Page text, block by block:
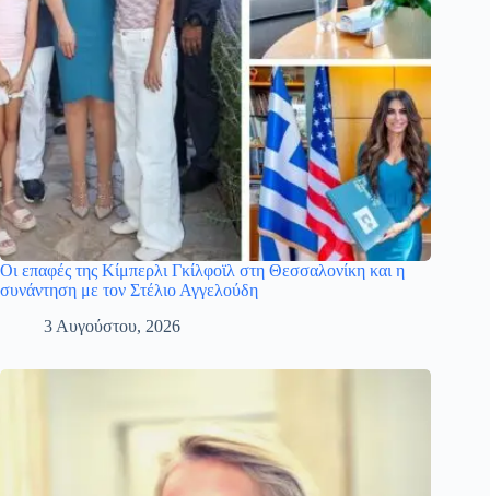
Οι επαφές της Κίμπερλι Γκίλφοϊλ στη Θεσσαλονίκη και η
συνάντηση με τον Στέλιο Αγγελούδη
3 Αυγούστου, 2026